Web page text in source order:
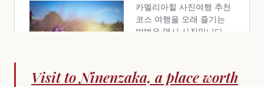
Visit to Ninenzaka, a place worth